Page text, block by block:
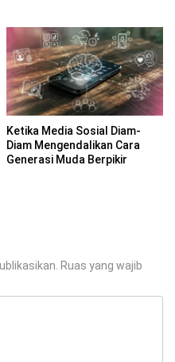
Ketika Media Sosial Diam-
Diam Mengendalikan Cara
Generasi Muda Berpikir
Ruas yang wajib